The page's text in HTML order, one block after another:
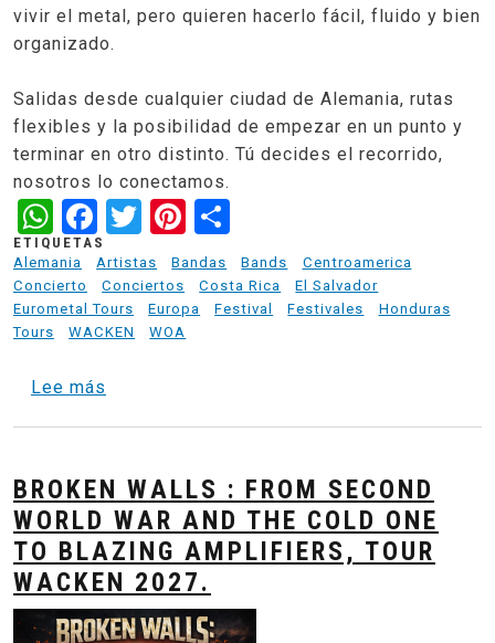
vivir el metal, pero quieren hacerlo fácil, fluido y bien
organizado.
Salidas desde cualquier ciudad de Alemania, rutas
flexibles y la posibilidad de empezar en un punto y
terminar en otro distinto. Tú decides el recorrido,
nosotros lo conectamos.
WhatsApp
Facebook
TwitterPinterest
ETIQUETAS
Alemania
Artistas Bandas Bands
Centroamerica
Concierto
Conciertos Costa Rica
El Salvador
Eurometal Tours
Europa Festival Festivales
Honduras
Tours
WACKEN WOA
Lee más
BROKEN WALLS : FROM SECOND
WORLD WAR AND THE COLD ONE
TO BLAZING AMPLIFIERS, TOUR
WACKEN 2027.